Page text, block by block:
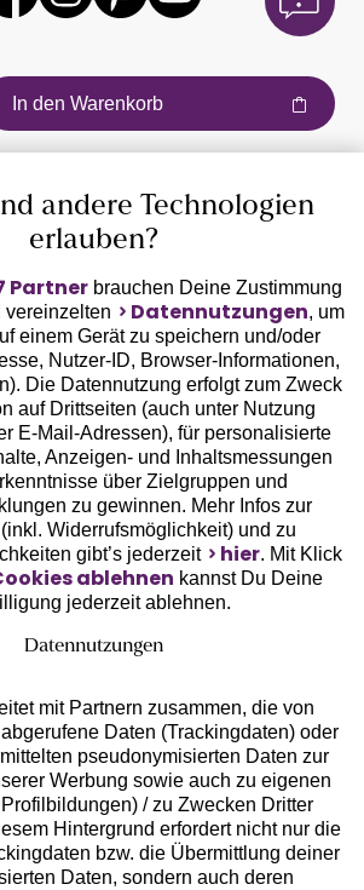
In den Warenkorb
andere Technologien
erlauben?
Partnerbrauchen Deine Zustimmung
vereinzelten
Datennutzungen, um
einem Gerät zu speichern und/oder
Nutzer-ID, Browser-Informationen,
Die Datennutzung erfolgt zum Zweck
auf Drittseiten (auch unter Nutzung
E-Mail-Adressen), für personalisierte
Anzeigen- und Inhaltsmessungen
über Zielgruppen und
zu gewinnen. Mehr Infos zur
Widerrufsmöglichkeit) und zu
gibt’s jederzeit
hier. Mit Klick
ablehnen kannst Du Deine
jederzeit ablehnen.
Datennutzungen
mit Partnern zusammen, die von
Daten (Trackingdaten) oder
pseudonymisierten Daten zur
Werbung sowie auch zu eigenen
/ zu Zwecken Dritter
Hintergrund erfordert nicht nur die
bzw. die Übermittlung deiner
Daten, sondern auch deren